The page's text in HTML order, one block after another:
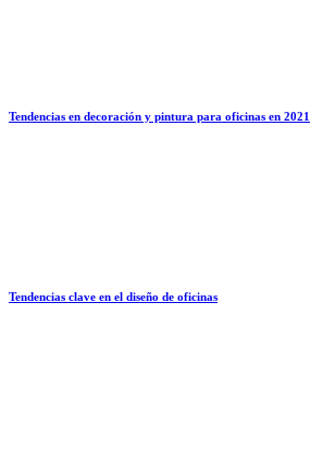
Tendencias en decoración y pintura para oficinas en 2021
Tendencias clave en el diseño de oficinas